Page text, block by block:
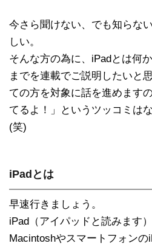
今さら聞けない、でも知らな
しい。
そんな方の為に、iPadとは何
までを連載でご説明したいと
ての方を対象に話を進めます
てるよ！」というツッコミは
(笑)
iPadとは
早速行きましょう。
iPad（アイパッドと読みます
Macintoshやスマートフォン